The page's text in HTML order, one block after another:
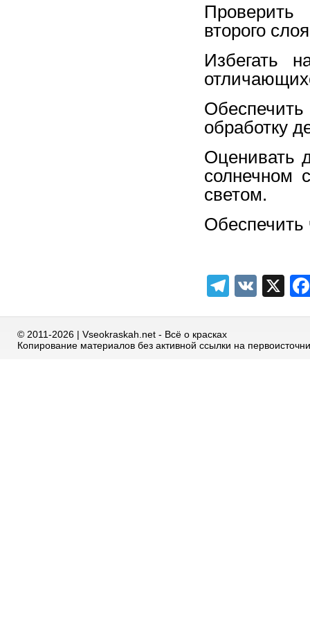
второго
Избегать
обработку
Оценивать
солнечном
светом.
Обеспечить
VK X
© 2011-2026 | Vseokraskah.net - Всё о красках
Копирование материалов без активной ссылки на